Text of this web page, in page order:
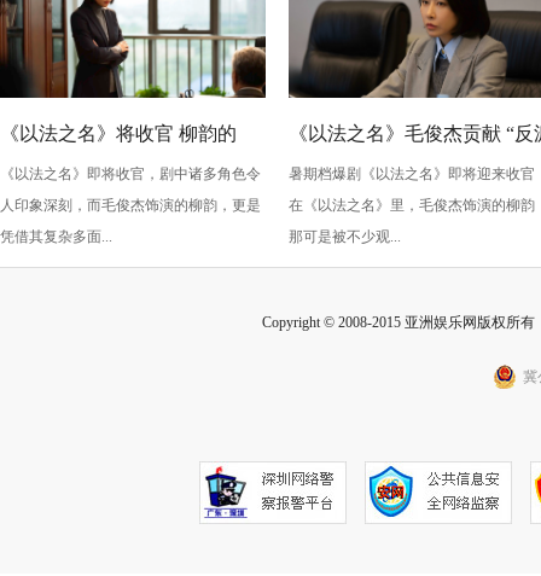
《以法之名》将收官 柳韵的
“蠢” 让毛俊杰重回巅峰
《以法之名》即将收官，剧中诸多角色令
人印象深刻，而毛俊杰饰演的柳韵，更是
凭借其复杂多面...
《以法之名》毛俊杰贡献 “反
级” 演技？柳韵的 “蠢” 是表演
的胜利！
暑期档爆剧《以法之名》即将迎来收官
在《以法之名》里，毛俊杰饰演的柳韵
那可是被不少观...
Copyright © 2008-2015 亚洲娱乐网版权所
冀